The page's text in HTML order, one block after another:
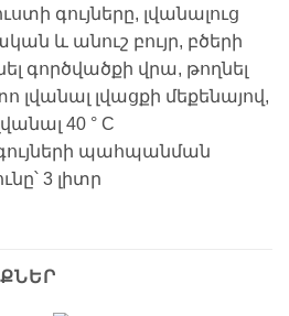
գույները, լվանալուց
և անուշ բույր, բծերի
գործվածքի վրա, թողնել
լվանալ լվացքի մեքենայով,
40 ° C
պահպանման
3 լիտր